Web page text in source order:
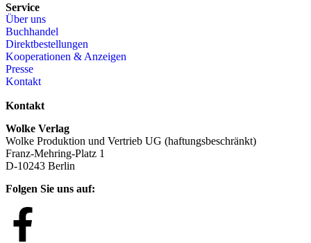
Service
Über uns
Buchhandel
Direktbestellungen
Kooperationen & Anzeigen
Presse
Kontakt
Kontakt
Wolke Verlag
Wolke Produktion und Vertrieb UG (haftungsbeschränkt)
Franz-Mehring-Platz 1
D-10243 Berlin
Folgen Sie uns auf: